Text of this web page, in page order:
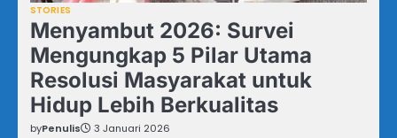
STORIES
Menyambut 2026: Survei
Mengungkap 5 Pilar Utama
Resolusi Masyarakat untuk
Hidup Lebih Berkualitas
byPenulis 3 Januari 2026